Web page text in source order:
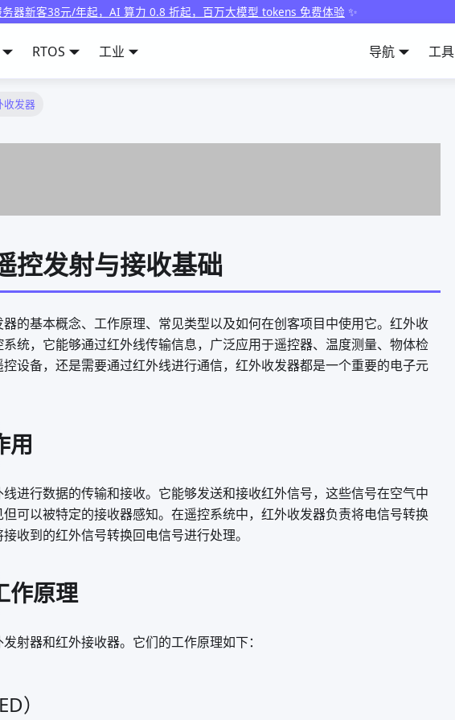
务器新客38元/年起，AI 算力 0.8 折起，百万大模型 tokens 免费体验 ✨
RTOS 工业 导航 工具
收发器
控发射与接收基础
的基本概念、工作原理、常见类型以及如何在创客项目中使用它。红外收
统，它能够通过红外线传输信息，广泛应用于遥控器、温度测量、物体检
设备，还是需要通过红外线进行通信，红外收发器都是一个重要的电子元
用
进行数据的传输和接收。它能够发送和接收红外信号，这些信号在空气中
可以被特定的接收器感知。在遥控系统中，红外收发器负责将电信号转换
收到的红外信号转换回电信号进行处理。
作原理
射器和红外接收器。它们的工作原理如下：
）